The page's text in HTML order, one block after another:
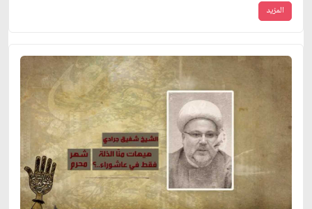
المزيد